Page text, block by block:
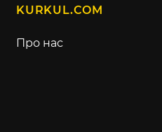
KURKUL.COM
Про нас